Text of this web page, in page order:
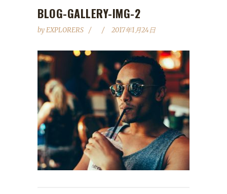
BLOG-GALLERY-IMG-2
byEXPLORERS 2017年1月24日